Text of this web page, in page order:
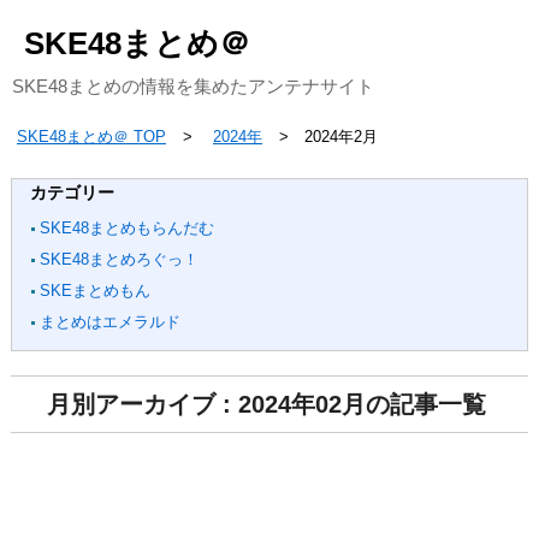
SKE48まとめ＠
SKE48まとめの情報を集めたアンテナサイト
SKE48まとめ＠ TOP 2024年 2024年2月
カテゴリー
SKE48まとめもらんだむ
SKE48まとめろぐっ！
SKEまとめもん
まとめはエメラルド
月別アーカイブ : 2024年02月の記事一覧